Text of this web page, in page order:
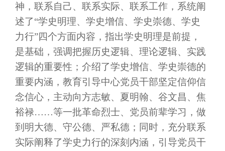
神，联系自己、联系实际、联系工作，系统阐
述了“学史明理、学史增信、学史崇德、学史
力行”四个方面内容，指出学史明理是前提，
是基础，强调把握历史逻辑、理论逻辑、实践
逻辑的重要性；介绍了学史增信、学史崇德的
重要内涵，教育引导中心党员干部坚定信仰信
念信心，主动向方志敏、夏明翰、谷文昌、焦
裕禄……等一批革命烈士、党员前辈学习，做
到明大德、守公德、严私德；同时，充分联系
实际阐释了学史力行的深刻内涵，引导党员干